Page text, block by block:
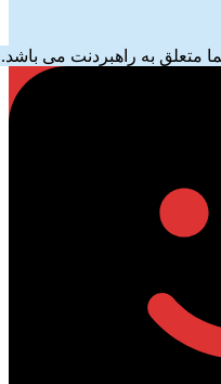
متعلق به راهبردنت می باشد.